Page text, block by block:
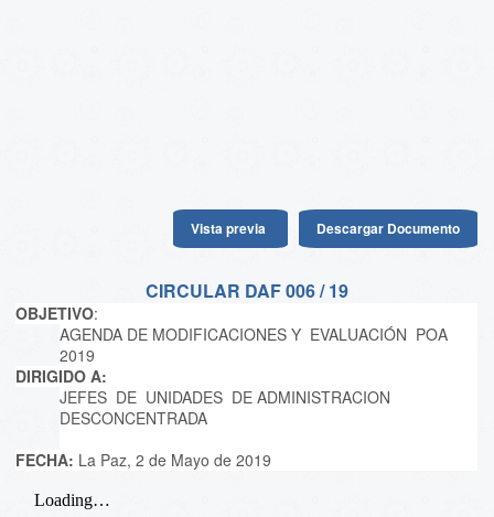
Vista previa Descargar Documento
CIRCULAR DAF 006 / 19
OBJETIVO:
AGENDA DE MODIFICACIONES Y EVALUACIÓN POA
2019
DIRIGIDO A:
JEFES DE UNIDADES DE ADMINISTRACION
DESCONCENTRADA
FECHA: La Paz, 2 de Mayo de 2019